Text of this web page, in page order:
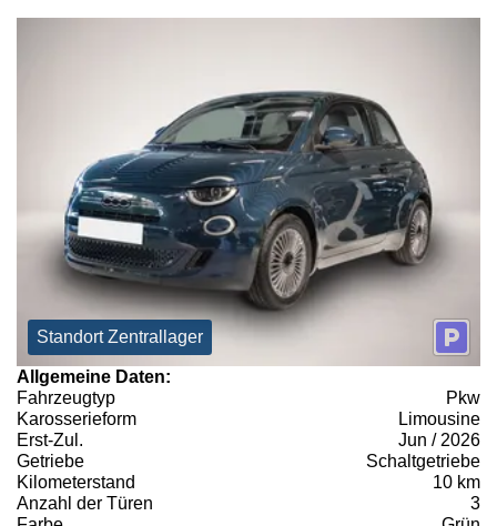
Standort Zentrallager
Allgemeine Daten:
Fahrzeugtyp
Pkw
Karosserieform
Limousine
Erst-Zul.
Jun / 2026
Getriebe
Schaltgetriebe
Kilometerstand
10 km
Anzahl der Türen
3